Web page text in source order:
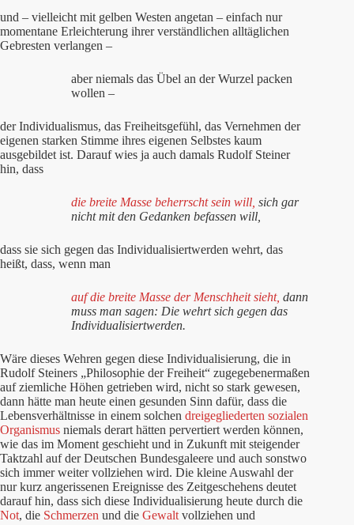
und – vielleicht mit gelben Westen angetan – einfach nur
momentane Erleichterung ihrer verständlichen alltäglichen
Gebresten verlangen –
aber niemals das Übel an der Wurzel packen
wollen –
der Individualismus, das Freiheitsgefühl, das Vernehmen der
eigenen starken Stimme ihres eigenen Selbstes kaum
ausgebildet ist. Darauf wies ja auch damals Rudolf Steiner
hin, dass
die breite Masse beherrscht sein will, sich gar
nicht mit den Gedanken befassen will,
dass sie sich gegen das Individualisiertwerden wehrt, das
heißt, dass, wenn man
auf die breite Masse der Menschheit sieht, dann
muss man sagen: Die wehrt sich gegen das
Individualisiertwerden.
Wäre dieses Wehren gegen diese Individualisierung, die in
Rudolf Steiners „Philosophie der Freiheit“ zugegebenermaßen
auf ziemliche Höhen getrieben wird, nicht so stark gewesen,
dann hätte man heute einen gesunden Sinn dafür, dass die
Lebensverhältnisse in einem solchen dreigegliederten sozialen
Organismus niemals derart hätten pervertiert werden können,
wie das im Moment geschieht und in Zukunft mit steigender
Taktzahl auf der Deutschen Bundesgaleere und auch sonstwo
sich immer weiter vollziehen wird. Die kleine Auswahl der
nur kurz angerissenen Ereignisse des Zeitgeschehens deutet
darauf hin, dass sich diese Individualisierung heute durch die
Not, die Schmerzen und die Gewalt vollziehen und